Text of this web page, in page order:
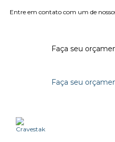
Entre em contato com um de
Faça seu
Faça seu